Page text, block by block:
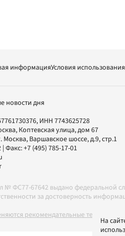
информацияУсловия использования
новости дня
ИНН 7743625728
Коптевская улица, дом 67
Москва, Варшавское шоссе, д.9, стр.1
| Факс:+7 (495) 785-17-01
№ ФС77-67642 выдано федеральной
за достоверность
рекомендательные технологии в
На